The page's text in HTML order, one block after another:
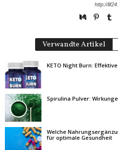
http://
Verwandte Artikel
KETO Night Burn:
Spirulina Pulver:
Welche
für optimale Gesundheit